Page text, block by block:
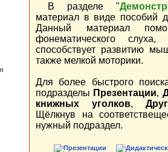
В разделе "
материал в виде пособий
Данный материал
фонематического
способствует развитию
также мелкой моторики.
Для более быстрого
подразделы Презентации,
книжных уголков,
Щёлкнув на
нужный подраздел.